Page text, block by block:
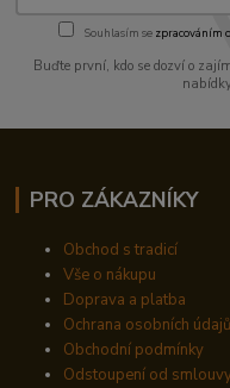
Souhlasím se zpracováním
Buďte první, kdo se dozví o
PRO ZÁKAZNÍKY
Obchod s tradicí
Vše o nákupu
Doprava a platba
Ochrana osobních údajů
Obchodní podmínky
Odstoupení od